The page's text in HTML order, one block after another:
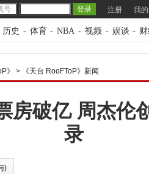
注册 我
历史 - 体育 - NBA - 视频 - 娱谈 -
》 > 《天台 RooFToP》新闻
房破亿 周杰伦
录
)